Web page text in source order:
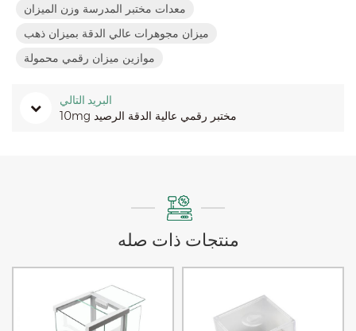
معدات مختبر المدرسة وزن الميزان
ميزان مجوهرات عالي الدقة بميزان ذهب
موازين ميزان رقمي محمولة
البريد التالي
10mg مختبر رقمي عالية الدقة الرصيد
منتجات ذات صله